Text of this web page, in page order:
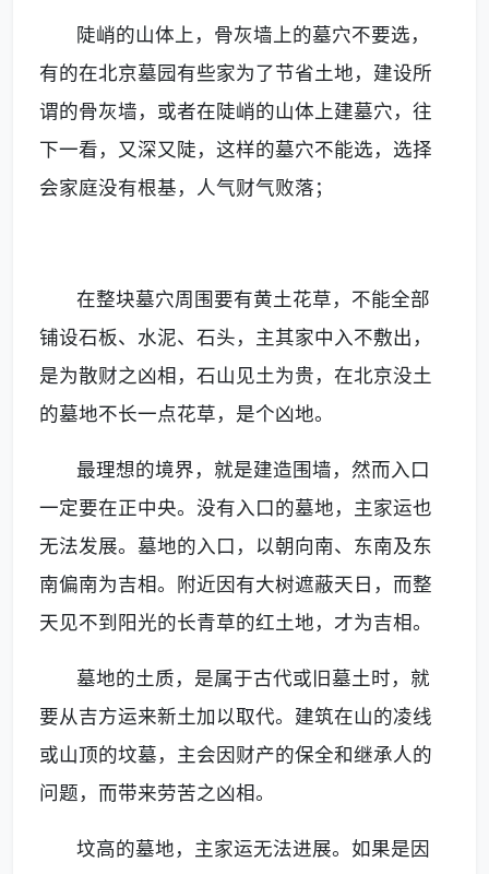
陡峭的山体上，骨灰墙上的墓穴不要选，
有的在北京墓园 有些家为了节省土地，建设所
谓的骨灰墙，或者在陡峭的山体上建墓穴，往
下一看，又深又陡，这样的墓穴不能选，选择
会家庭没有根基，人气财气败落；
在整块墓穴周围要有黄土花草，不能全部
铺设石板、水泥、石头，主其家中入不敷出，
是为散财之凶相，石山见土为贵，在北京没土
的墓地不长一点花草，是个凶地。
最理想的境界，就是建造围墙，然而入口
一定要在正中央。没有入口的墓地，主家运也
无法发展。墓地的入口，以朝向南、东南及东
南偏南为吉相。附近因有大树遮蔽天日，而整
天见不到阳光的长青草的红土地，才为吉相。
墓地的土质，是属于古代或旧墓土时，就
要从吉方运来新土加以取代。建筑在山的凌线
或山顶的坟墓，主会因财产的保全和继承人的
问题，而带来劳苦之凶相。
坟高的墓地，主家运无法进展。如果是因